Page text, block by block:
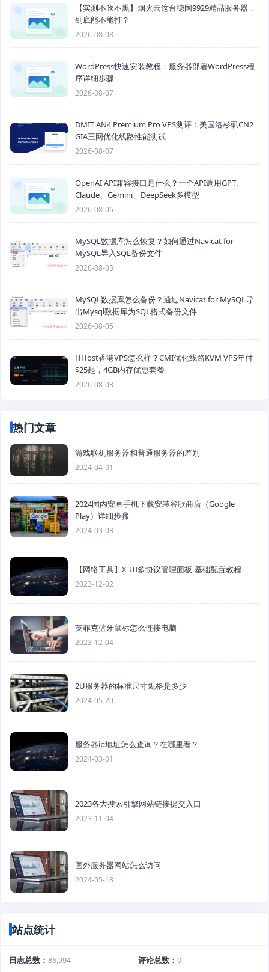
【实测不吹不黑】烟火云这台德国9929精品服务器，
到底能不能打？
2026-08-08
WordPress快速安装教程：服务器部署WordPress程
序详细步骤
2026-08-07
DMIT AN4 Premium Pro VPS测评：美国洛杉矶CN2
GIA三网优化线路性能测试
2026-08-07
OpenAI API兼容接口是什么？一个API调用GPT、
Claude、Gemini、DeepSeek多模型
2026-08-06
MySQL数据库怎么恢复？如何通过Navicat for
MySQL导入SQL备份文件
2026-08-05
MySQL数据库怎么备份？通过Navicat for MySQL导
出Mysql数据库为SQL格式备份文件
2026-08-05
HHost香港VPS怎么样？CMI优化线路KVM VPS年付
$25起，4GB内存优惠套餐
2026-08-03
热门文章
游戏联机服务器和普通服务器的差别
2024-04-01
2024国内安卓手机下载安装谷歌商店（Google
Play）详细步骤
2024-03-03
【网络工具】X-UI多协议管理面板-基础配置教程
2023-12-02
英菲克蓝牙鼠标怎么连接电脑
2023-12-04
2U服务器的标准尺寸规格是多少
2024-05-20
服务器ip地址怎么查询？在哪里看？
2024-03-01
2023各大搜索引擎网站链接提交入口
2023-11-04
国外服务器网站怎么访问
2024-05-18
站点统计
日志总数 86,994 评论总数
0